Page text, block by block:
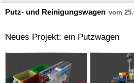
Putz- und Reinigungswagen vom
Neues Projekt: ein Putzwagen